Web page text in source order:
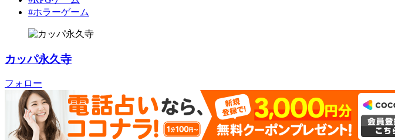
#ホラーゲーム
カッパ永久寺
フォロー